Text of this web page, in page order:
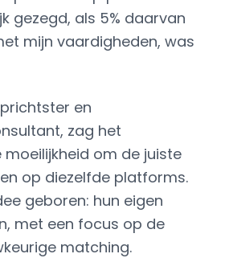
gezegd, als 5% daarvan
mijn vaardigheden, was
en
zag het
om de juiste
op diezelfde platforms.
geboren: hun eigen
met een focus op de
matching.